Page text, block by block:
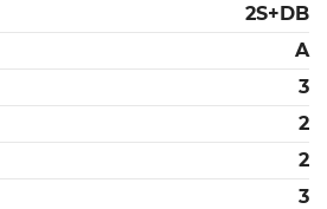
2S+DB
A
3
2
2
3